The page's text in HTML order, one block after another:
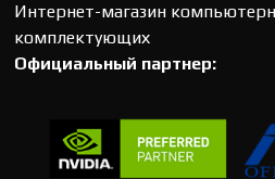
Интернет-магазин
комплектующих
Официальный партнер: